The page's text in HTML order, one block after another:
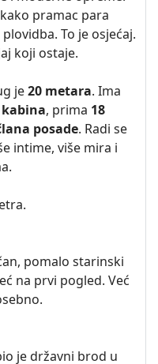
pramac para
To je osjećaj.
koji ostaje.
je20 metara. Ima
, prima 18
posade. Radi se
intime, više mira i
pomalo starinski
na prvi pogled. Već
je državni brod u